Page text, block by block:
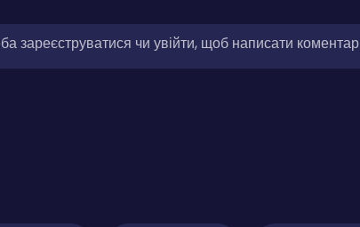
зареєструватися чи увійти, щоб написати коментар